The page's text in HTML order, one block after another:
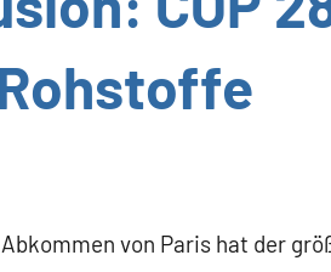
von Paris hat der